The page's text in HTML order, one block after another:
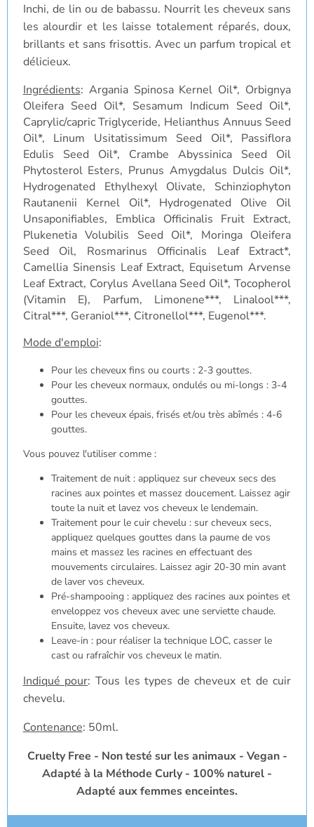
Inchi, de lin ou de babassu. Nourrit les cheveux sans
les alourdir et les laisse totalement réparés, doux,
brillants et sans frisottis. Avec un parfum tropical et
délicieux.
Ingrédients: Argania Spinosa Kernel Oil*, Orbignya
Oleifera Seed Oil*, Sesamum Indicum Seed Oil*,
Caprylic/capric Triglyceride, Helianthus Annuus Seed
Oil*, Linum Usitatissimum Seed Oil*, Passiflora
Edulis Seed Oil*, Crambe Abyssinica Seed Oil
Phytosterol Esters, Prunus Amygdalus Dulcis Oil*,
Hydrogenated Ethylhexyl Olivate, Schinziophyton
Rautanenii Kernel Oil*, Hydrogenated Olive Oil
Unsaponifiables, Emblica Officinalis Fruit Extract,
Plukenetia Volubilis Seed Oil*, Moringa Oleifera
Seed Oil, Rosmarinus Officinalis Leaf Extract*,
Camellia Sinensis Leaf Extract, Equisetum Arvense
Leaf Extract, Corylus Avellana Seed Oil*, Tocopherol
(Vitamin E), Parfum, Limonene***, Linalool***,
Citral***, Geraniol***, Citronellol***, Eugenol***.
Mode d'emploi:
Pour les cheveux fins ou courts : 2-3 gouttes.
Pour les cheveux normaux, ondulés ou mi-longs : 3-4
gouttes.
Pour les cheveux épais, frisés et/ou très abîmés : 4-6
gouttes.
Vous pouvez l'utiliser comme :
Traitement de nuit : appliquez sur cheveux secs des
racines aux pointes et massez doucement. Laissez agir
toute la nuit et lavez vos cheveux le lendemain.
Traitement pour le cuir chevelu : sur cheveux secs,
appliquez quelques gouttes dans la paume de vos
mains et massez les racines en effectuant des
mouvements circulaires. Laissez agir 20-30 min avant
de laver vos cheveux.
Pré-shampooing : appliquez des racines aux pointes et
enveloppez vos cheveux avec une serviette chaude.
Ensuite, lavez vos cheveux.
Leave-in : pour réaliser la technique LOC, casser le
cast ou rafraîchir vos cheveux le matin.
Indiqué pour: Tous les types de cheveux et de cuir
chevelu.
Contenance: 50ml.
Cruelty Free - Non testé sur les animaux - Vegan -
Adapté à la Méthode Curly - 100% naturel -
Adapté aux femmes enceintes.